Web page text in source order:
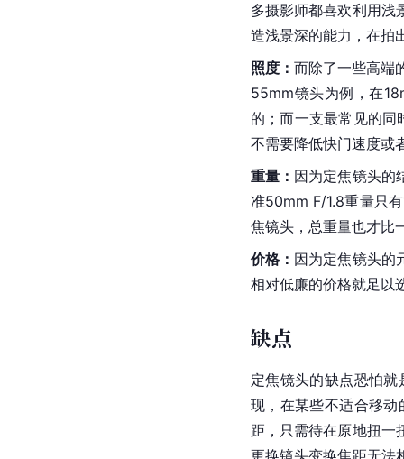
多摄影师都喜欢利用浅
造浅景深的能力，在拍
照度： 而除了一些高端
55mm镜头为例，在
的；而一支最常见的同
不需要降低快门速度或
重量： 因为定焦镜头的
准50mm F/1.8重量只
焦镜头，总重量也才
价格： 因为定焦镜头的
相对低廉的价格就足以
缺点
定焦镜头的缺点恐怕
现，在某些不适合移
距，只需待在原地扭一